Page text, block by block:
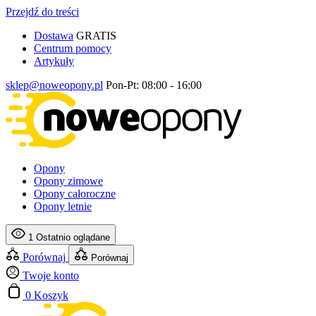
Przejdź do treści
Dostawa GRATIS
Centrum pomocy
Artykuły
sklep@noweopony.pl Pon-Pt: 08:00 - 16:00
Opony
Opony zimowe
Opony całoroczne
Opony letnie
1 Ostatnio oglądane
Porównaj Porównaj
Twoje konto
0 Koszyk